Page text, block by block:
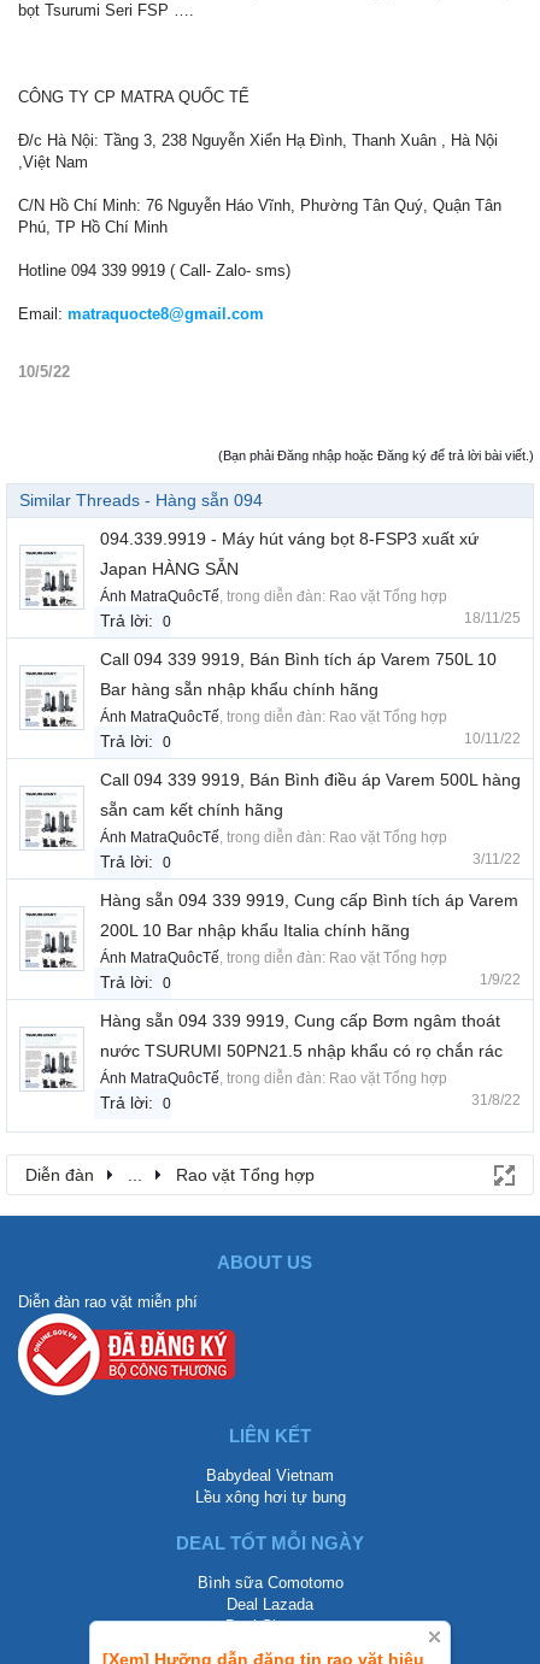
[Xem] Hưỡng dẫn đăng tin rao vặt hiệu
bọt Tsurumi Seri FSP ….
CÔNG TY CP MATRA QUỐC TẾ
Đ/c Hà Nội: Tầng 3, 238 Nguyễn Xiển Hạ Đình, Thanh Xuân , Hà Nội
,Việt Nam
C/N Hồ Chí Minh: 76 Nguyễn Háo Vĩnh, Phường Tân Quý, Quận Tân
Phú, TP Hồ Chí Minh
Hotline 094 339 9919 ( Call- Zalo- sms)
Email: matraquocte8@gmail.com
10/5/22
(Bạn phải Đăng nhập hoặc Đăng ký để trả lời bài viết.)
Similar Threads - Hàng sẵn 094
094.339.9919 - Máy hút váng bọt 8-FSP3 xuất xứ
Japan HÀNG SẴN
Ánh MatraQuôcTế, trong diễn đàn: Rao vặt Tổng hợp
Trả lời: 0 18/11/25
Call 094 339 9919, Bán Bình tích áp Varem 750L 10
Bar hàng sẵn nhập khẩu chính hãng
Ánh MatraQuôcTế, trong diễn đàn: Rao vặt Tổng hợp
Trả lời: 0 10/11/22
Call 094 339 9919, Bán Bình điều áp Varem 500L hàng
sẵn cam kết chính hãng
Ánh MatraQuôcTế, trong diễn đàn: Rao vặt Tổng hợp
Trả lời: 0 3/11/22
Hàng sẵn 094 339 9919, Cung cấp Bình tích áp Varem
200L 10 Bar nhập khẩu Italia chính hãng
Ánh MatraQuôcTế, trong diễn đàn: Rao vặt Tổng hợp
Trả lời: 0 1/9/22
Hàng sẵn 094 339 9919, Cung cấp Bơm ngâm thoát
nước TSURUMI 50PN21.5 nhập khẩu có rọ chắn rác
Ánh MatraQuôcTế, trong diễn đàn: Rao vặt Tổng hợp
Trả lời: 0 31/8/22
Diễn đàn ... Rao vặt Tổng hợp
ABOUT US
Diễn đàn rao vặt miễn phí
LIÊN KẾT
Babydeal Vietnam
Lều xông hơi tự bung
DEAL TỐT MỖI NGÀY
Bình sữa Comotomo
Deal Lazada
Deal Shopee